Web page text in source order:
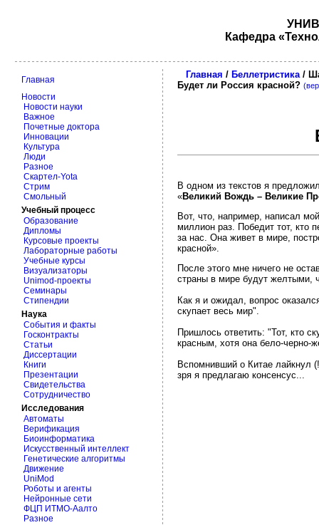
Кафедра
Главная
Новости
Новости науки
Важное
Почетные доктора
Инновации
Культура
Люди
Разное
Скартел-Yota
Стрим
Смольный
Учебный процесс
Образование
Дипломы
Курсовые проекты
Лабораторные работы
Учебные курсы
Визуализаторы
Unimod-проекты
Семинары
Стипендии
Наука
События и факты
Госконтракты
Статьи
Диссертации
Книги
Презентации
Свидетельства
Сотрудничество
Исследования
Автоматы
Верификация
Биоинформатика
Искусственный интеллект
Генетические алгоритмы
Движение
UniMod
Роботы и агенты
Нейронные сети
ФЦП ИТМО-Аалто
Разное
Главная / Беллетристика/
Будет ли Россия красной?
В одном из текстов я
«Великий Вождь – Великие
Вот, что, например, написал
миллион раз. Победит тот, кто
за нас. Она живет в мире,
красной».
После этого мне ничего не
страны в мире будут желтыми,
Как я и ожидал, вопрос
скупает весь мир".
Пришлось ответить: "Тот, кто
красным, хотя она бело-черно-
Вспомнивший о Китае лайкнул
зря я предлагаю консенсус...